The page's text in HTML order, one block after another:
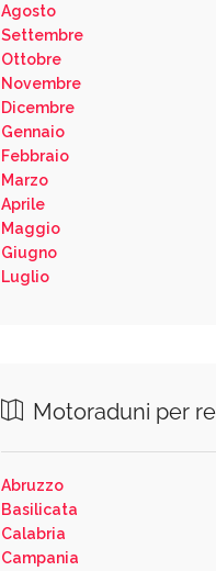
Agosto
Settembre
Ottobre
Novembre
Dicembre
Gennaio
Febbraio
Marzo
Aprile
Maggio
Giugno
Luglio
Motoraduni per
Abruzzo
Basilicata
Calabria
Campania